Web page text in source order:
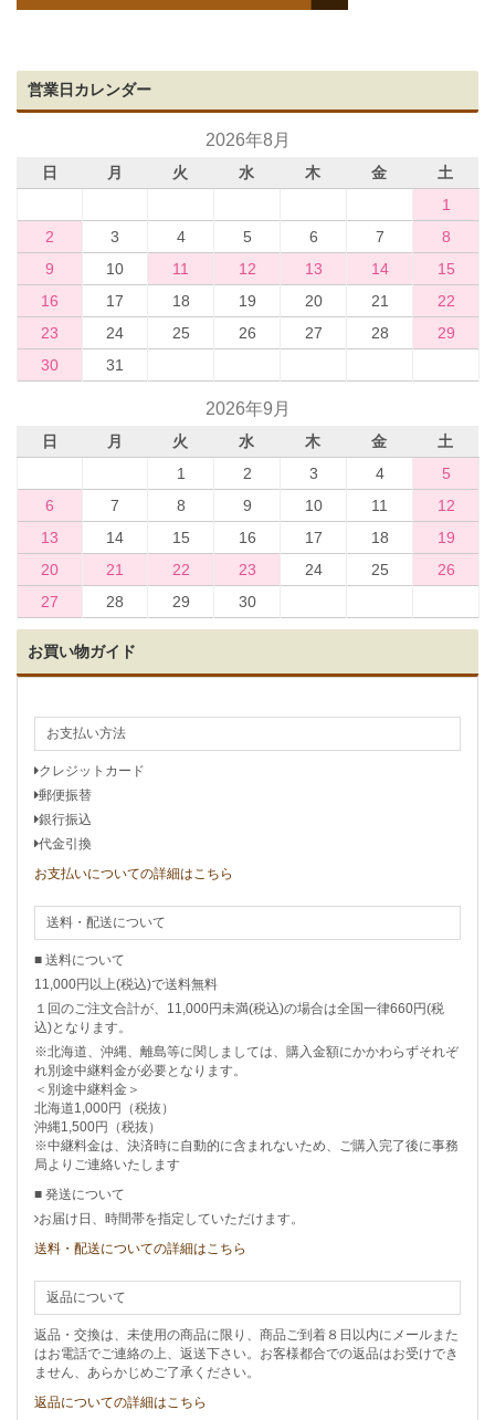
営業日カレンダー
2026年8月
日 月 火 水 木 金
土
1
2
3 4 5 6 7
8
9
10 11 12 13 14
15
16
17 18 19 20 21
22
23
24 25 26 27 28
29
30
31
2026年9月
日 月 火 水 木 金
土
1
2 3 4
5
6
7 8 9 10 11
12
13
14 15 16 17 18
19
20
21 22 23 24 25
26
27
28 29 30
お買い物ガイド
お支払い方法
クレジットカード
郵便振替
銀行振込
代金引換
お支払いについての詳細はこちら
送料・配送について
■ 送料について
11,000円以上(税込)で送料無料
１回のご注文合計が、11,000円未満(税込)の場合は全国一律660円(税
込)となります。
※北海道、沖縄、離島等に関しましては、購入金額にかかわらずそれぞ
れ別途中継料金が必要となります。
＜別途中継料金＞
北海道1,000円（税抜）
沖縄1,500円（税抜）
※中継料金は、決済時に自動的に含まれないため、ご購入完了後に事務
局よりご連絡いたします
■ 発送について
お届け日、時間帯を指定していただけます。
送料・配送についての詳細はこちら
返品について
返品・交換は、未使用の商品に限り、商品ご到着８日以内にメールまた
はお電話でご連絡の上、返送下さい。お客様都合での返品はお受けでき
ません、あらかじめご了承ください。
返品についての詳細はこちら